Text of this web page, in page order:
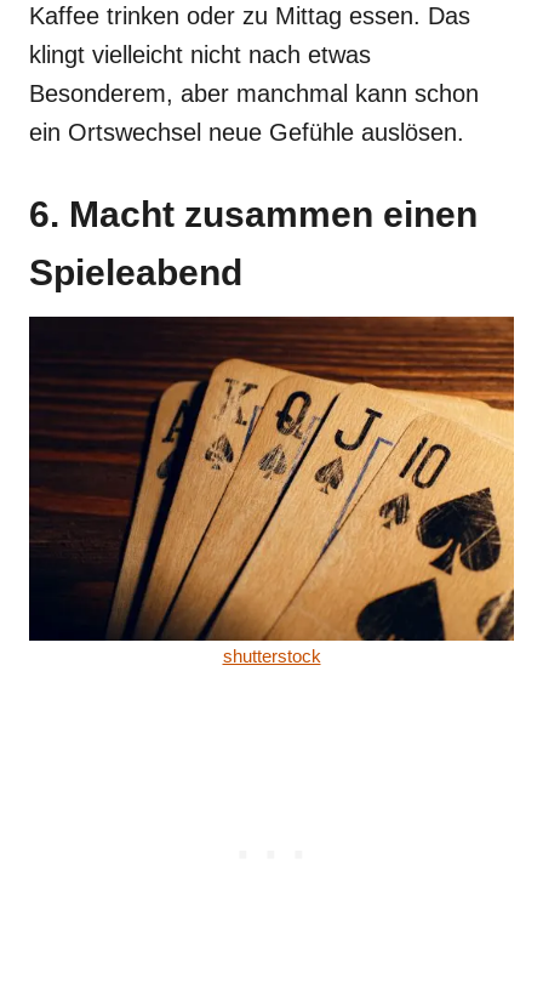
Kaffee trinken oder zu Mittag essen. Das
klingt vielleicht nicht nach etwas
Besonderem, aber manchmal kann schon
ein Ortswechsel neue Gefühle auslösen.
6. Macht zusammen einen
Spieleabend
shutterstock